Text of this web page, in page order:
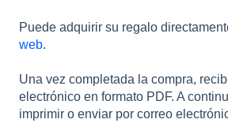
Puede adquirir su regalo
web.
Una vez completada la compra,
electrónico en formato PDF. A
imprimir o enviar por correo